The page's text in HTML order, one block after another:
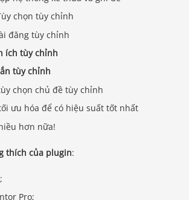
chọn tùy chỉnh
đăng tùy chỉnh
ích tùy chỉnh
tùy chỉnh
chọn chủ đề tùy chỉnh
ưu hóa để có hiệu suất tốt nhất
hơn nữa!
thích của plugin:
Pro;